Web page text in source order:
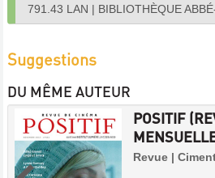
791.43 LAN | BIBLIOTHÈQUE
Suggestions
DU MÊME AUTEUR
POSITIF
Revue |